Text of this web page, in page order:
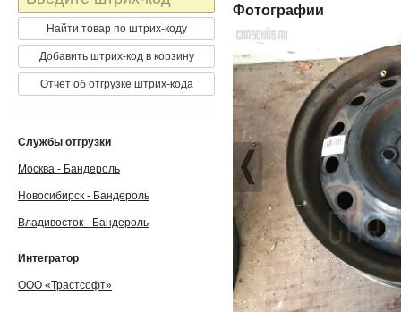
Фотографии
код
Найти товар по штрих-коду
Добавить штрих-код в корзину
Отчет об отгрузке штрих-кода
Службы отгрузки
Москва - Бандероль
Новосибирск - Бандероль
Владивосток - Бандероль
Интегратор
ООО «Трастсофт»